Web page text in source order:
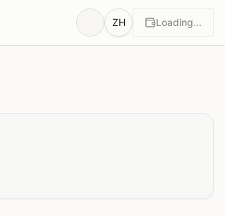
ZH Loading...